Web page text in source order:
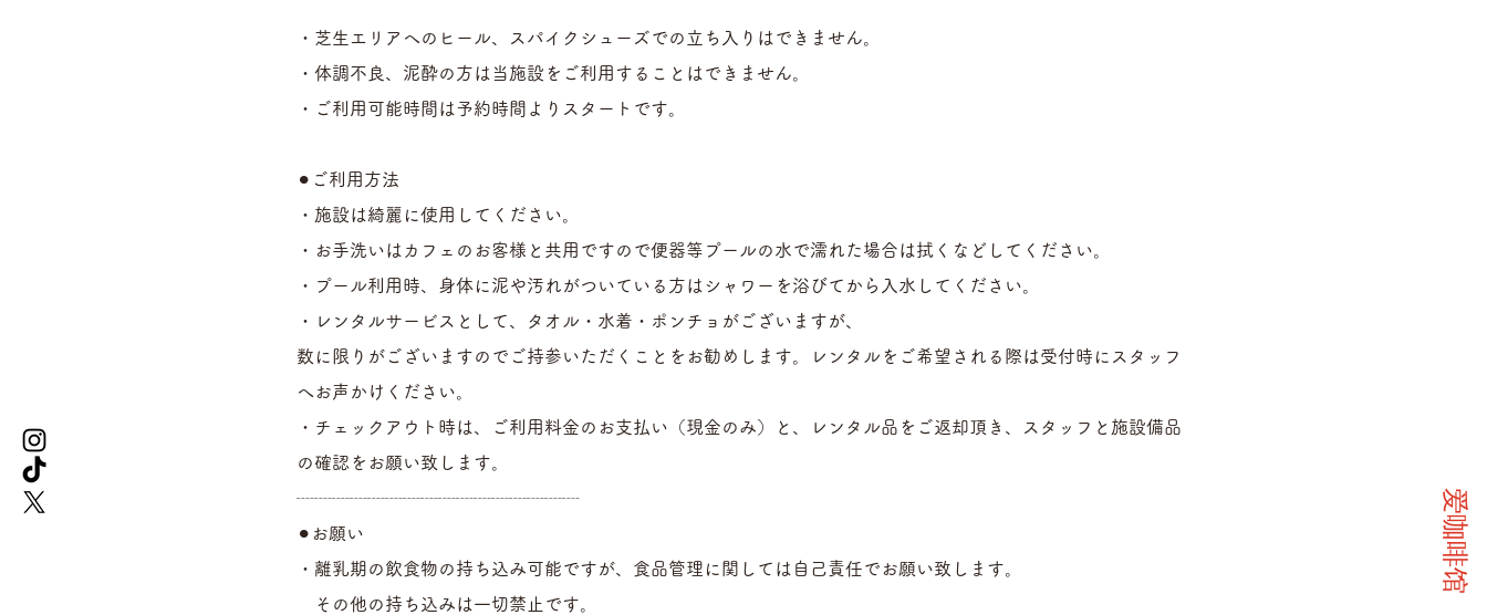
爱咖啡馆
・芝生エリアへのヒール、スパイクシューズでの立ち入りはできません。
・体調不良、泥酔の方は当施設をご利用することはできません。
・ご利用可能時間は予約時間よりスタートです。
⚫︎ご利用方法
・施設は綺麗に使用してください。
・お手洗いはカフェのお客様と共用ですので便器等プールの水で濡れた場合は拭くなどしてください。
・プール利用時、身体に泥や汚れがついている方はシャワーを浴びてから入水してください。
・レンタルサービスとして、タオル・水着・ポンチョがございますが、
数に限りがございますのでご持参いただくことをお勧めします。レンタルをご希望される際は受付時にスタッフ
へお声かけください。
・チェックアウト時は、ご利用料金のお支払い（現金のみ）と、レンタル品をご返却頂き、スタッフと施設備品
の確認をお願い致します。
┈┈┈┈┈┈┈┈┈┈┈┈┈┈┈┈
⚫︎お願い
・離乳期の飲食物の持ち込み可能ですが、食品管理に関しては自己責任でお願い致します。
その他の持ち込みは一切禁止です。